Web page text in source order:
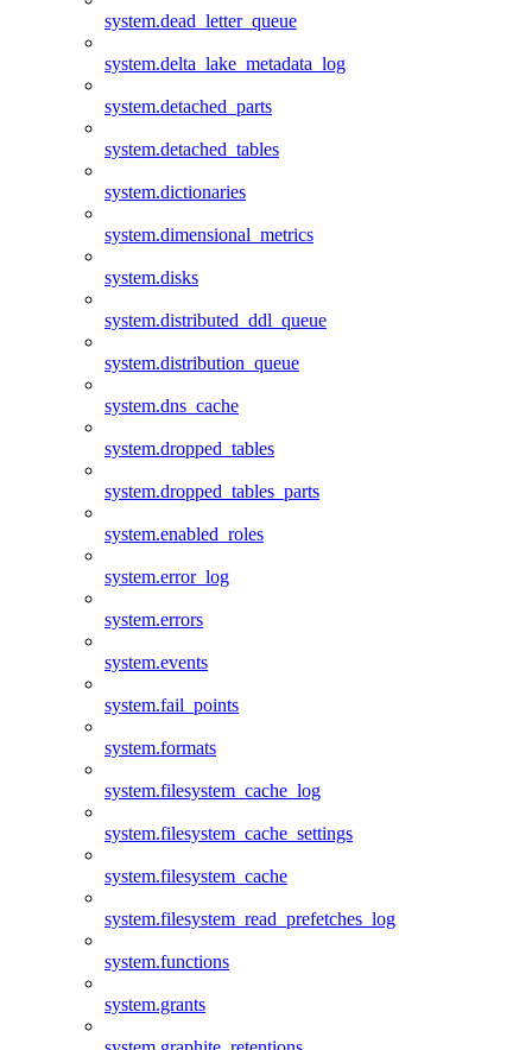
system.dead_letter_queue
system.delta_lake_metadata_log
system.detached_parts
system.detached_tables
system.dictionaries
system.dimensional_metrics
system.disks
system.distributed_ddl_queue
system.distribution_queue
system.dns_cache
system.dropped_tables
system.dropped_tables_parts
system.enabled_roles
system.error_log
system.errors
system.events
system.fail_points
system.formats
system.filesystem_cache_log
system.filesystem_cache_settings
system.filesystem_cache
system.filesystem_read_prefetches_log
system.functions
system.grants